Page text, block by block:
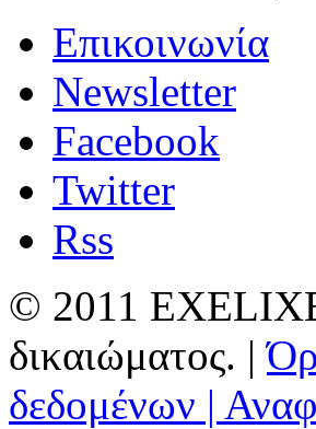
Επικοινωνία
Newsletter
Facebook
Twitter
Rss
© 2011
δικαιώματος. |
δεδομένων |